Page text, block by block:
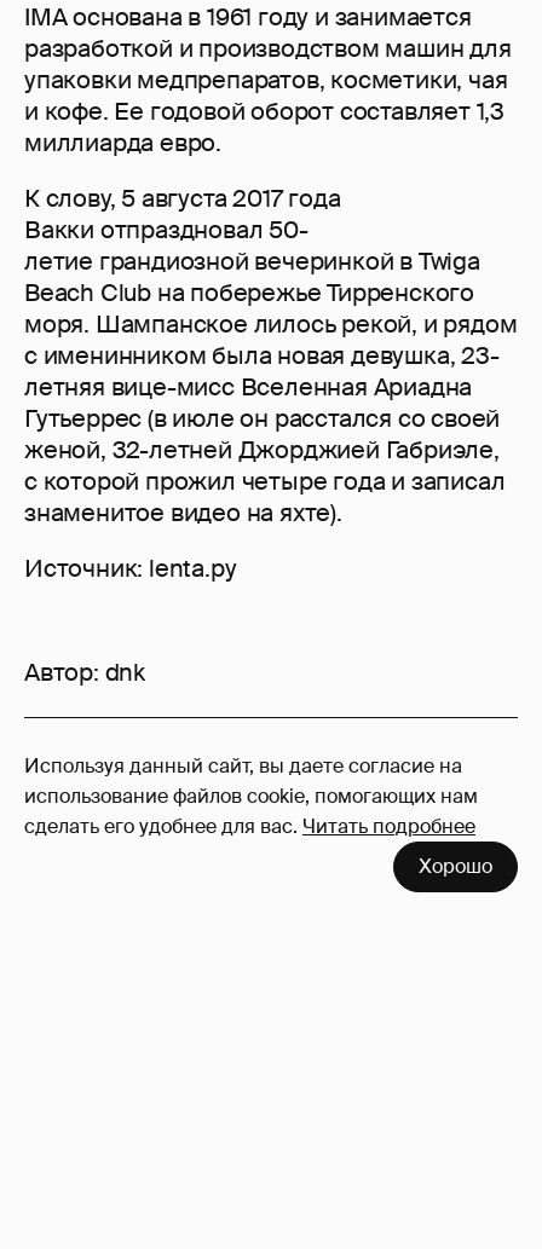
Используя данный сайт, вы даете согласие на
использование файлов cookie, помогающих нам
сделать его удобнее для вас. Читать подробнее
Хорошо
IMA основана в 1961 году и занимается
разработкой и производством машин для
упаковки медпрепаратов, косметики, чая
и кофе. Ее годовой оборот составляет 1,3
миллиарда евро.
К слову, 5 августа 2017 года
Вакки отпраздновал 50-
летие грандиозной вечеринкой в Twiga
Beach Club на побережье Тирренского
моря. Шампанское лилось рекой, и рядом
с именинником была новая девушка, 23-
летняя вице-мисс Вселенная Ариадна
Гутьеррес (в июле он расстался со своей
женой, 32-летней Джорджией Габриэле,
с которой прожил четыре года и записал
знаменитое видео на яхте).
Источник: lenta.ру
Автор: dnk
131
Войдите в аккаунт, чтобы читать и
оставлять комментарии